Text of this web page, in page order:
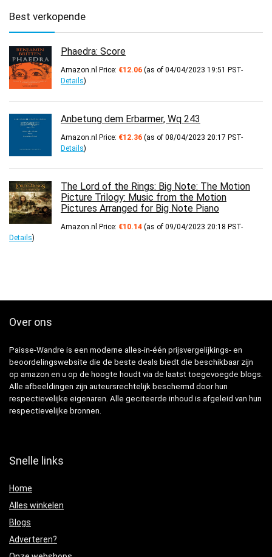
Best verkopende
Phaedra: Score
Amazon.nl Price: €12.06 (as of 04/04/2023 19:51 PST-
Details)
Anbetung dem Erbarmer, Wq 243
Amazon.nl Price: €12.36 (as of 08/04/2023 20:17 PST-
Details)
The Lord of the Rings: Big Note: The Motion
Picture Trilogy: Music from the Motion
Pictures Arranged for Big Note Piano
Amazon.nl Price: €10.14 (as of 09/04/2023 20:18 PST-
Details)
Over ons
Paisse-Wandre is een moderne alles-in-één prijsvergelijkings- en
beoordelingswebsite die de beste deals biedt die beschikbaar zijn
op amazon en u op de hoogte houdt via de laatst toegevoegde blogs.
Alle afbeeldingen zijn auteursrechtelijk beschermd door hun
respectievelijke eigenaren. Alle geciteerde inhoud is afgeleid van hun
respectievelijke bronnen.
Snelle links
Home
Alles winkelen
Blogs
Adverteren?